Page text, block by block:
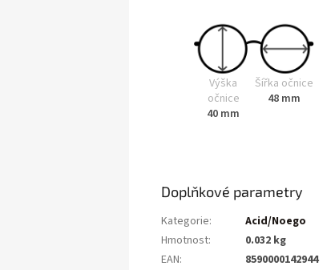
Výška
očnice
40 mm
Šířka očnice
48 mm
Doplňkové parametry
Kategorie:
Acid/Noego
Hmotnost:
0.032 kg
EAN:
8590000142944